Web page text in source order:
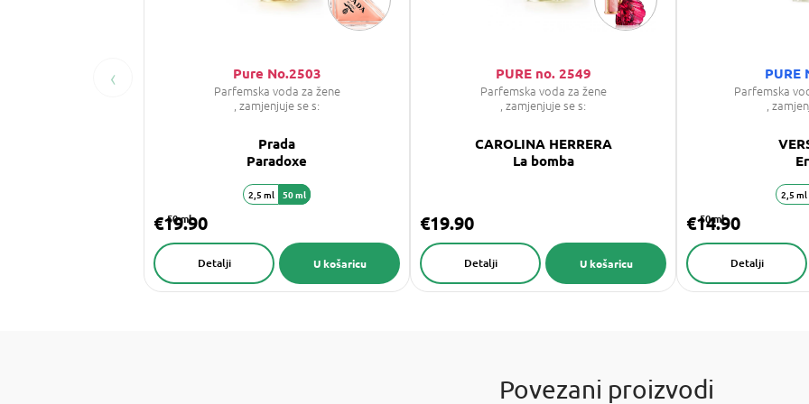
‹ Pure No.2503
Parfemska voda za žene
, zamjenjuje se s:
Prada
Paradoxe
50 ml
€19.90
U košaricu
Detalji
2,5 ml 50 ml
PURE no. 2549
Parfemska voda za žene
, zamjenjuje se s:
CAROLINA HERRERA
La bomba
€19.90
U košaricu
Detalji
PURE
Parfemska
,
50 ml
€14.90
Detalji
2,5 ml
Povezani proizvodi